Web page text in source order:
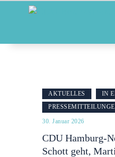
AKTUELLES
NORDAKTUELL
THEMEN
AUSSCHÜSSE
KONTAKT
AKTUELLES
IN
30. Januar 2026
CDU Hamburg-
Schott geht,